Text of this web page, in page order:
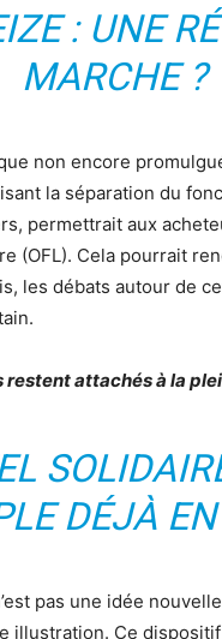
: UNE
MARCHE ?
non encore
la séparation du
permettrait aux
(OFL). Cela pourrait
les débats autour de
restent attachés à la
DÉJÀ
pas une idée
illustration. Ce